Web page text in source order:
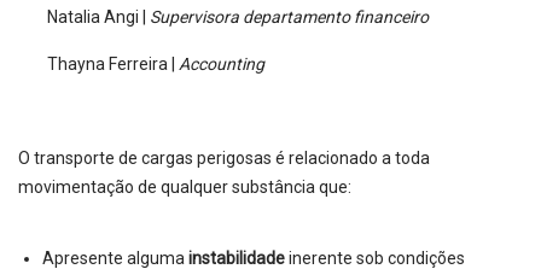
Natalia Angi | Supervisora departamento financeiro
Thayna Ferreira | Accounting
O transporte de cargas perigosas é relacionado a toda
movimentação de qualquer substância que:
Apresente alguma instabilidadeinerente sob condições